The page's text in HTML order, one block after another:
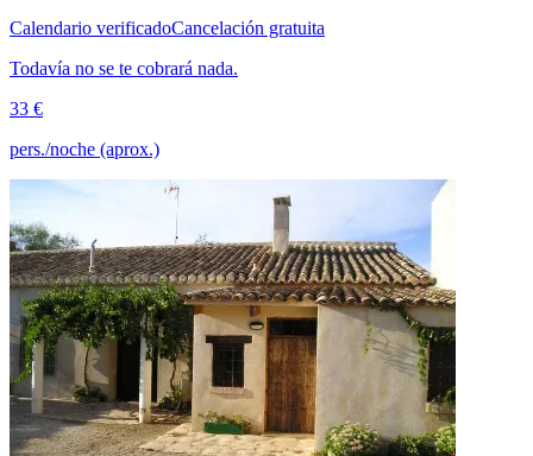
Calendario verificadoCancelación gratuita
Todavía no se te cobrará nada.
33 €
pers./noche (aprox.)